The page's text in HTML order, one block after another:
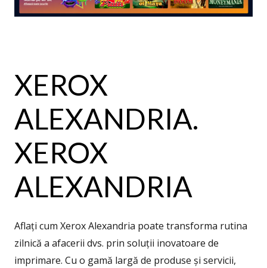
XEROX
ALEXANDRIA.
XEROX
ALEXANDRIA
Aflați cum Xerox Alexandria poate transforma rutina
zilnică a afacerii dvs. prin soluții inovatoare de
imprimare. Cu o gamă largă de produse și servicii,